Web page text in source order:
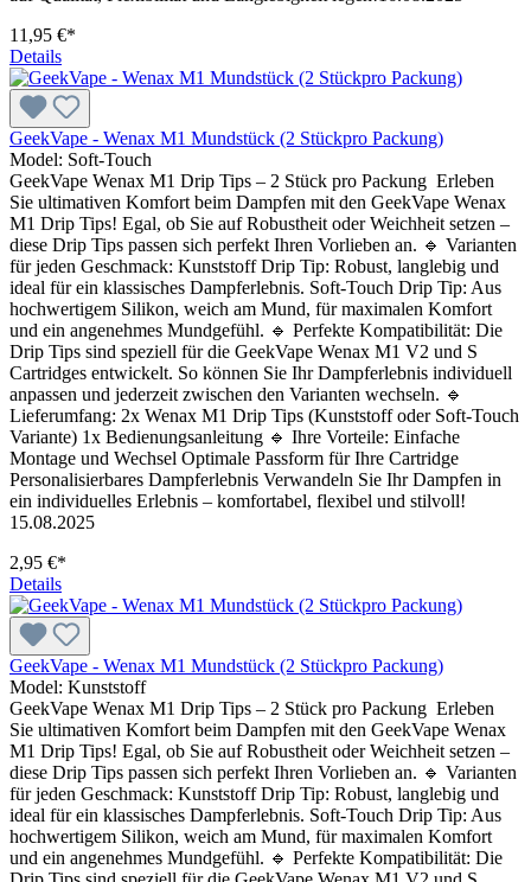
11,95 €*
Details
GeekVape - Wenax M1 Mundstück (2 Stückpro Packung)
Model: Soft-Touch
GeekVape Wenax M1 Drip Tips – 2 Stück pro Packung Erleben
Sie ultimativen Komfort beim Dampfen mit den GeekVape Wenax
M1 Drip Tips! Egal, ob Sie auf Robustheit oder Weichheit setzen –
diese Drip Tips passen sich perfekt Ihren Vorlieben an. 🔹 Varianten
für jeden Geschmack: Kunststoff Drip Tip: Robust, langlebig und
ideal für ein klassisches Dampferlebnis. Soft-Touch Drip Tip: Aus
hochwertigem Silikon, weich am Mund, für maximalen Komfort
und ein angenehmes Mundgefühl. 🔹 Perfekte Kompatibilität: Die
Drip Tips sind speziell für die GeekVape Wenax M1 V2 und S
Cartridges entwickelt. So können Sie Ihr Dampferlebnis individuell
anpassen und jederzeit zwischen den Varianten wechseln. 🔹
Lieferumfang: 2x Wenax M1 Drip Tips (Kunststoff oder Soft-Touch
Variante) 1x Bedienungsanleitung 🔹 Ihre Vorteile: Einfache
Montage und Wechsel Optimale Passform für Ihre Cartridge
Personalisierbares Dampferlebnis Verwandeln Sie Ihr Dampfen in
ein individuelles Erlebnis – komfortabel, flexibel und stilvoll!
15.08.2025
2,95 €*
Details
GeekVape - Wenax M1 Mundstück (2 Stückpro Packung)
Model: Kunststoff
GeekVape Wenax M1 Drip Tips – 2 Stück pro Packung Erleben
Sie ultimativen Komfort beim Dampfen mit den GeekVape Wenax
M1 Drip Tips! Egal, ob Sie auf Robustheit oder Weichheit setzen –
diese Drip Tips passen sich perfekt Ihren Vorlieben an. 🔹 Varianten
für jeden Geschmack: Kunststoff Drip Tip: Robust, langlebig und
ideal für ein klassisches Dampferlebnis. Soft-Touch Drip Tip: Aus
hochwertigem Silikon, weich am Mund, für maximalen Komfort
und ein angenehmes Mundgefühl. 🔹 Perfekte Kompatibilität: Die